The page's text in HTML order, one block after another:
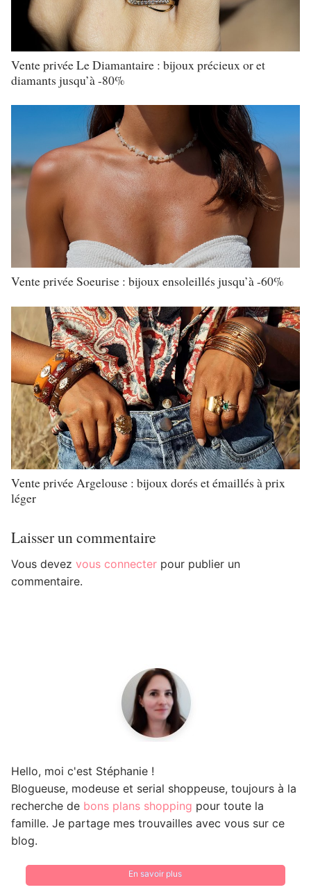
Vente privée Le Diamantaire : bijoux précieux or et
diamants jusqu’à -80%
Vente privée Soeurise : bijoux ensoleillés jusqu’à -60%
Vente privée Argelouse : bijoux dorés et émaillés à prix
léger
Laisser un commentaire
Vous devez vous connecter pour publier un
commentaire.
Hello, moi c'est Stéphanie !
Blogueuse, modeuse et serial shoppeuse, toujours à la
recherche de bons plans shopping pour toute la
famille. Je partage mes trouvailles avec vous sur ce
blog.
En savoir plus